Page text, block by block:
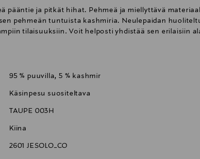
pääntie ja pitkät hihat. Pehmeä ja miellyttävä
pehmeän tuntuista kashmiria. Neulepaidan
tilaisuuksiin. Voit helposti yhdistää sen erilaisiin
95 % puuvilla, 5 % kashmir
Käsinpesu suositeltava
TAUPE 003H
Kiina
2601 JESOLO_CO